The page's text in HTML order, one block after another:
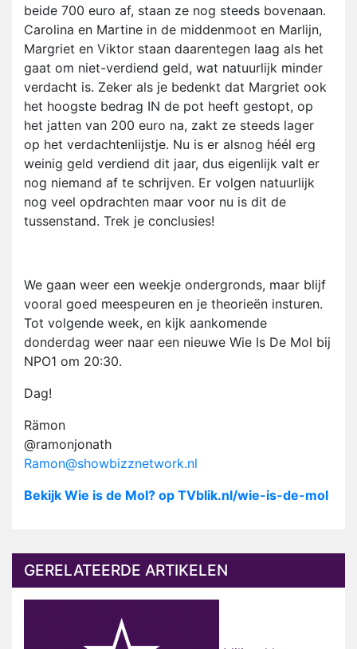
beide 700 euro af, staan ze nog steeds bovenaan.
Carolina en Martine in de middenmoot en Marlijn,
Margriet en Viktor staan daarentegen laag als het
gaat om niet-verdiend geld, wat natuurlijk minder
verdacht is. Zeker als je bedenkt dat Margriet ook
het hoogste bedrag IN de pot heeft gestopt, op
het jatten van 200 euro na, zakt ze steeds lager
op het verdachtenlijstje. Nu is er alsnog héél erg
weinig geld verdiend dit jaar, dus eigenlijk valt er
nog niemand af te schrijven. Er volgen natuurlijk
nog veel opdrachten maar voor nu is dit de
tussenstand. Trek je conclusies!
We gaan weer een weekje ondergronds, maar blijf
vooral goed meespeuren en je theorieën insturen.
Tot volgende week, en kijk aankomende
donderdag weer naar een nieuwe Wie Is De Mol bij
NPO1 om 20:30.
Dag!
Rämon
@ramonjonath
Ramon@showbizznetwork.nl
Bekijk Wie is de Mol? op TVblik.nl/wie-is-de-mol
GERELATEERDE ARTIKELEN